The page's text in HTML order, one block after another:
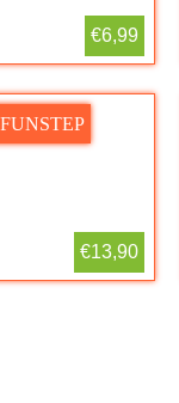
€6,99
€13,90